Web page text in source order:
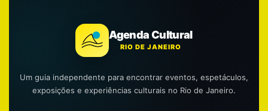
Agenda Cultural
RIO DE JANEIRO
Um guia independente para encontrar eventos, espetáculos,
exposições e experiências culturais no Rio de Janeiro.